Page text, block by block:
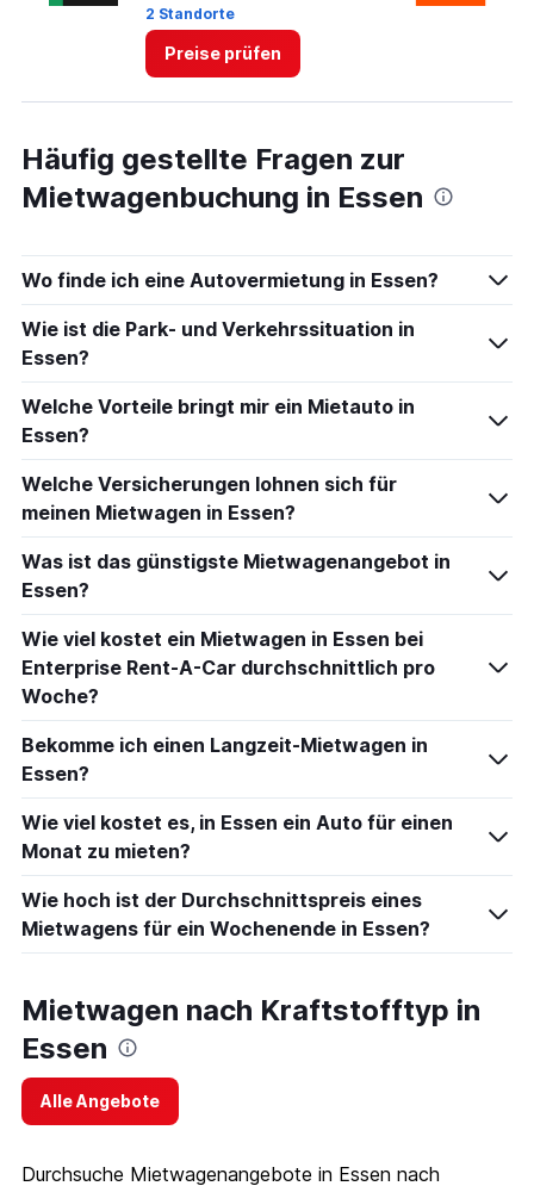
60.
2 Standorte
Preise prüfen
Häufig gestellte Fragen zur
Mietwagenbuchung in Essen
Wo finde ich eine Autovermietung in Essen?
Wie ist die Park- und Verkehrssituation in
Essen?
Welche Vorteile bringt mir ein Mietauto in
Essen?
Welche Versicherungen lohnen sich für
meinen Mietwagen in Essen?
Was ist das günstigste Mietwagenangebot in
Essen?
Wie viel kostet ein Mietwagen in Essen bei
Enterprise Rent-A-Car durchschnittlich pro
Woche?
Bekomme ich einen Langzeit-Mietwagen in
Essen?
Wie viel kostet es, in Essen ein Auto für einen
Monat zu mieten?
Wie hoch ist der Durchschnittspreis eines
Mietwagens für ein Wochenende in Essen?
Mietwagen nach Kraftstofftyp in
Essen
Alle Angebote
Durchsuche Mietwagenangebote in Essen nach